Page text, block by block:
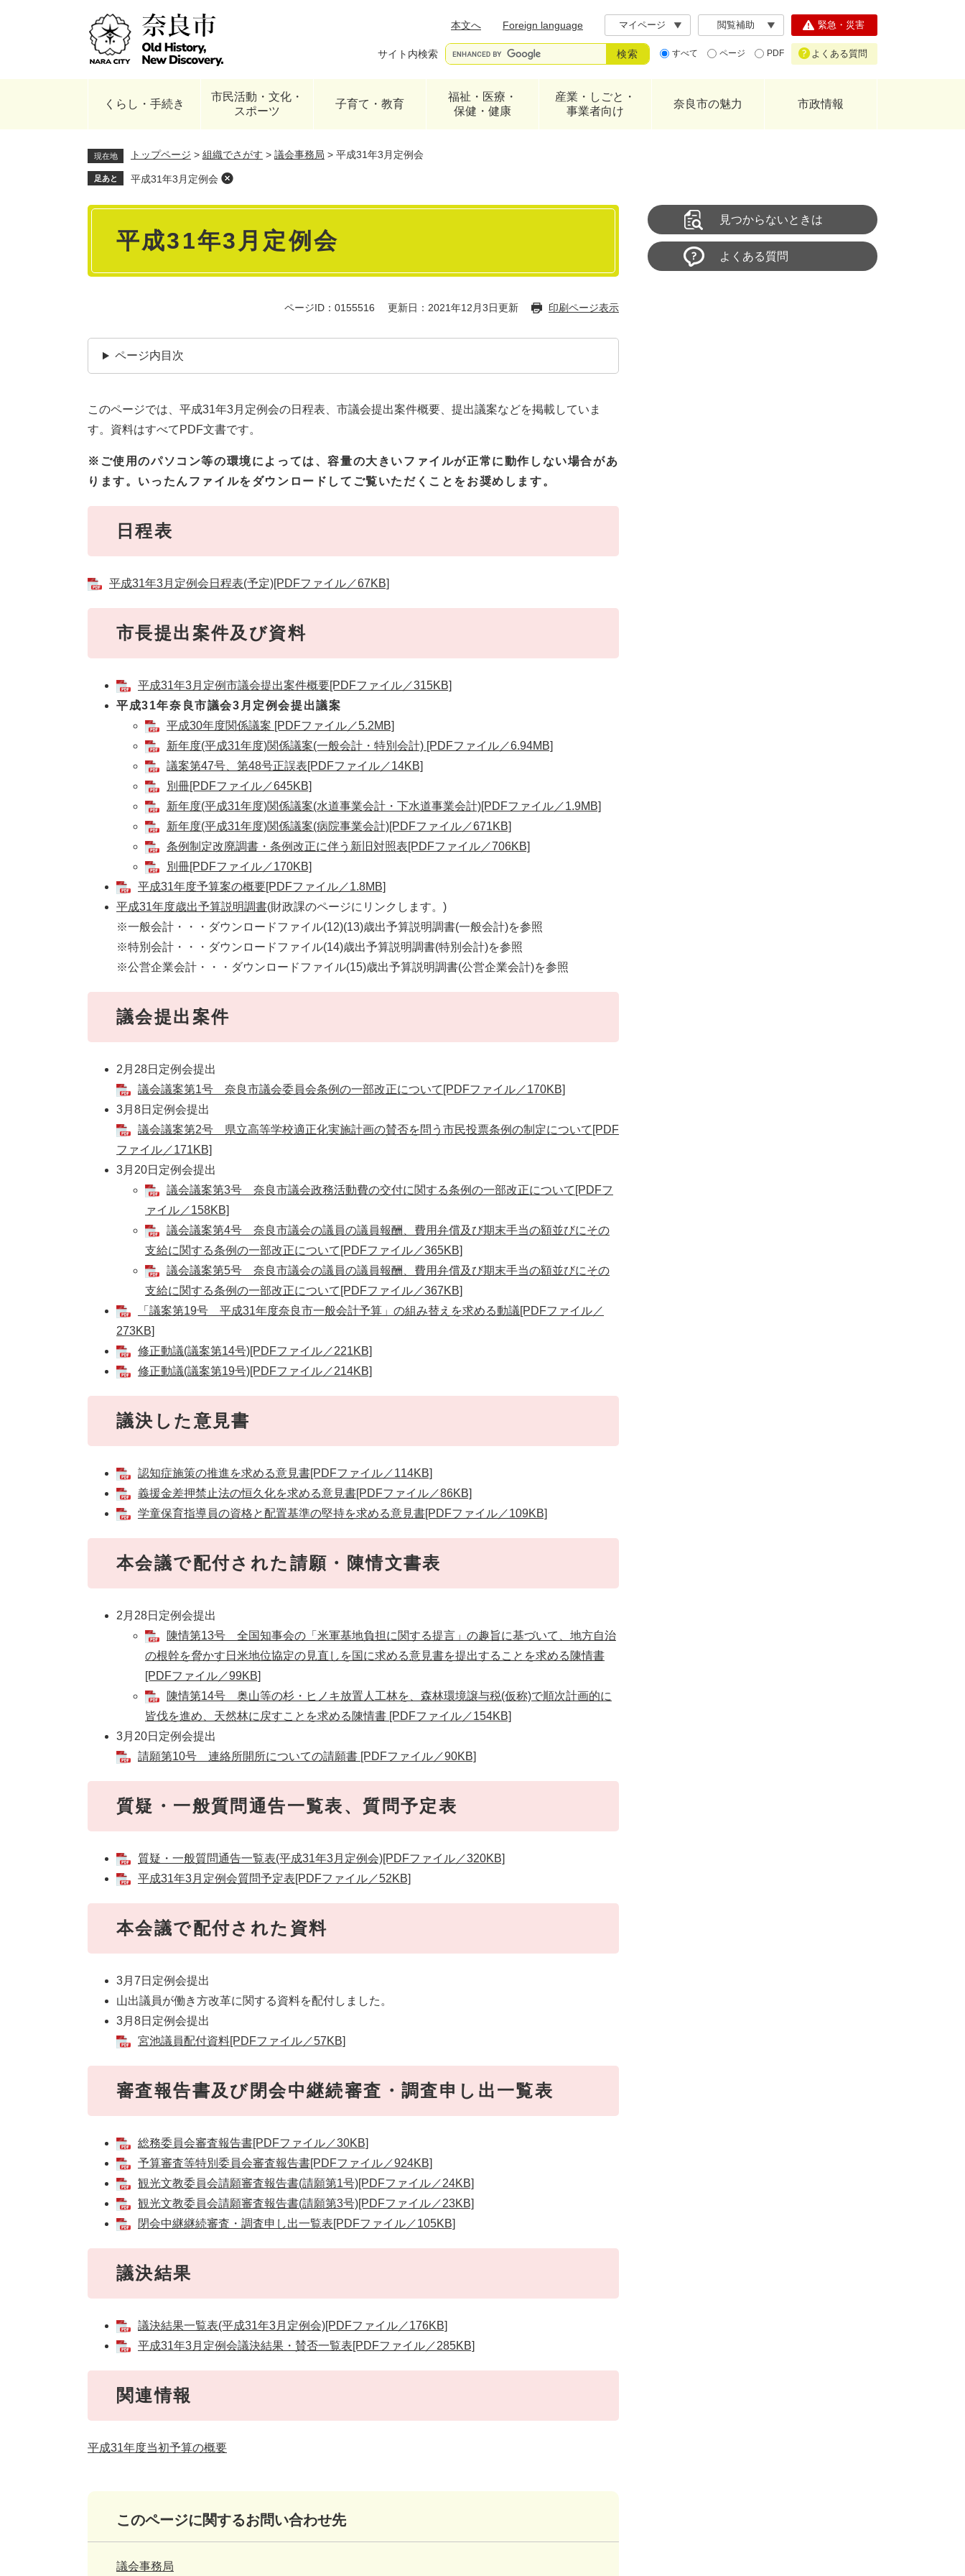
本文へ
Foreign language マイページ 閲覧補助
サイト内検索 すべて ページ PDF
緊急・災害
よくある質問
くらし・手続き
市民活動・文化・
スポーツ
子育て・教育
福祉・医療・
保健・健康
産業・しごと・
事業者向け
奈良市の魅力 市政情報
現在地 トップページ > 組織でさがす > 議会事務局 > 平成31年3月定例会
足あと 平成31年3月定例会
本
平成31年3月定例会
ページID：0155516 更新日：2021年12月3日更新 印刷ページ表示
ページ内目次
このページでは、平成31年3月定例会の日程表、市議会提出案件概要、提出議案などを掲載していま
す。資料はすべてPDF文書です。
※ご使用のパソコン等の環境によっては、容量の大きいファイルが正常に動作しない場合があ
ります。いったんファイルをダウンロードしてご覧いただくことをお奨めします。
日程表
平成31年3月定例会日程表(予定)[PDFファイル／67KB]
市長提出案件及び資料
平成31年3月定例市議会提出案件概要[PDFファイル／315KB]
平成31年奈良市議会3月定例会提出議案
平成30年度関係議案 [PDFファイル／5.2MB]
新年度(平成31年度)関係議案(一般会計・特別会計) [PDFファイル／6.94MB]
議案第47号、第48号正誤表[PDFファイル／14KB]
別冊[PDFファイル／645KB]
新年度(平成31年度)関係議案(水道事業会計・下水道事業会計)[PDFファイル／1.9MB]
新年度(平成31年度)関係議案(病院事業会計)[PDFファイル／671KB]
条例制定改廃調書・条例改正に伴う新旧対照表[PDFファイル／706KB]
別冊[PDFファイル／170KB]
平成31年度予算案の概要[PDFファイル／1.8MB]
平成31年度歳出予算説明調書(財政課のページにリンクします。)
※一般会計・・・ダウンロードファイル(12)(13)歳出予算説明調書(一般会計)を参照
※特別会計・・・ダウンロードファイル(14)歳出予算説明調書(特別会計)を参照
※公営企業会計・・・ダウンロードファイル(15)歳出予算説明調書(公営企業会計)を参照
議会提出案件
2月28日定例会提出
議会議案第1号 奈良市議会委員会条例の一部改正について[PDFファイル／170KB]
3月8日定例会提出
議会議案第2号 県立高等学校適正化実施計画の賛否を問う市民投票条例の制定について[PDF
ファイル／171KB]
3月20日定例会提出
議会議案第3号 奈良市議会政務活動費の交付に関する条例の一部改正について[PDFフ
ァイル／158KB]
議会議案第4号 奈良市議会の議員の議員報酬、費用弁償及び期末手当の額並びにその
支給に関する条例の一部改正について[PDFファイル／365KB]
議会議案第5号 奈良市議会の議員の議員報酬、費用弁償及び期末手当の額並びにその
支給に関する条例の一部改正について[PDFファイル／367KB]
「議案第19号 平成31年度奈良市一般会計予算」の組み替えを求める動議[PDFファイル／
273KB]
修正動議(議案第14号)[PDFファイル／221KB]
修正動議(議案第19号)[PDFファイル／214KB]
議決した意見書
認知症施策の推進を求める意見書[PDFファイル／114KB]
義援金差押禁止法の恒久化を求める意見書[PDFファイル／86KB]
学童保育指導員の資格と配置基準の堅持を求める意見書[PDFファイル／109KB]
本会議で配付された請願・陳情文書表
2月28日定例会提出
陳情第13号 全国知事会の「米軍基地負担に関する提言」の趣旨に基づいて、地方自治
の根幹を脅かす日米地位協定の見直しを国に求める意見書を提出することを求める陳情書
[PDFファイル／99KB]
陳情第14号 奥山等の杉・ヒノキ放置人工林を、森林環境譲与税(仮称)で順次計画的に
皆伐を進め、天然林に戻すことを求める陳情書 [PDFファイル／154KB]
3月20日定例会提出
請願第10号 連絡所開所についての請願書 [PDFファイル／90KB]
質疑・一般質問通告一覧表、質問予定表
質疑・一般質問通告一覧表(平成31年3月定例会)[PDFファイル／320KB]
平成31年3月定例会質問予定表[PDFファイル／52KB]
本会議で配付された資料
3月7日定例会提出
山出議員が働き方改革に関する資料を配付しました。
3月8日定例会提出
宮池議員配付資料[PDFファイル／57KB]
審査報告書及び閉会中継続審査・調査申し出一覧表
総務委員会審査報告書[PDFファイル／30KB]
予算審査等特別委員会審査報告書[PDFファイル／924KB]
観光文教委員会請願審査報告書(請願第1号)[PDFファイル／24KB]
観光文教委員会請願審査報告書(請願第3号)[PDFファイル／23KB]
閉会中継継続審査・調査申し出一覧表[PDFファイル／105KB]
議決結果
議決結果一覧表(平成31年3月定例会)[PDFファイル／176KB]
平成31年3月定例会議決結果・賛否一覧表[PDFファイル／285KB]
関連情報
平成31年度当初予算の概要
このページに関するお問い合わせ先
議会事務局
見つからないときは
よくある質問